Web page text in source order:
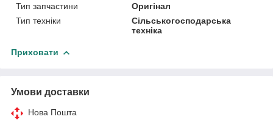
Тип запчастини
Оригінал
Тип техніки
Сільськогосподарська
техніка
Приховати
Умови доставки
Нова Пошта